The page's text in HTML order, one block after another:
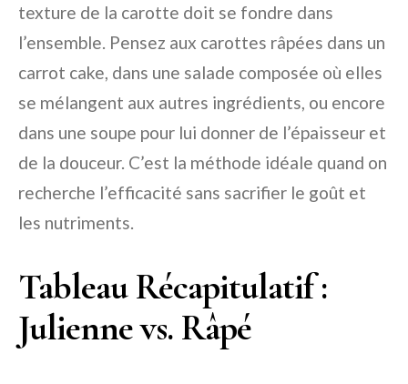
texture de la carotte doit se fondre dans
l’ensemble. Pensez aux carottes râpées dans un
carrot cake, dans une salade composée où elles
se mélangent aux autres ingrédients, ou encore
dans une soupe pour lui donner de l’épaisseur et
de la douceur. C’est la méthode idéale quand on
recherche l’efficacité sans sacrifier le goût et
les nutriments.
Tableau Récapitulatif :
Julienne vs. Râpé